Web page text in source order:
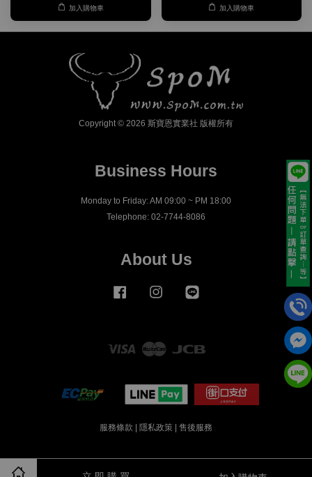
加入購物車 加入購物車
Copyright © 2026 斯寶恩實業社 版權所有
Business Hours
Monday to Friday: AM 09:00 ~ PM 18:00
Telephone: 02-7744-8086
About Us
Facebook Instagram
Visa Master
服務條款 隱私政策 售後服務